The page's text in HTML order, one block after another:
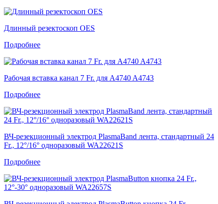
Длинный резектоскоп OES
Подробнее
Рабочая вставка канал 7 Fr. для A4740 A4743
Подробнее
ВЧ-резекционный электрод PlasmaBand лента, стандартный 24
Fr., 12°/16° одноразовый WA22621S
Подробнее